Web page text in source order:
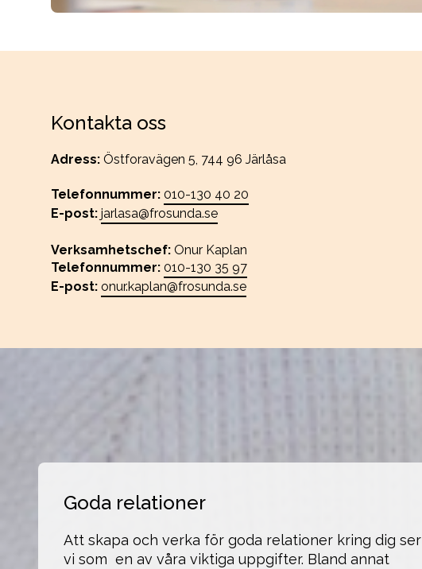
Kontakta oss
Adress: Östforavägen 5, 744 96 Järlåsa
Telefonnummer: 010-130 40 20
E-post: jarlasa@frosunda.se
Verksamhetschef: Onur Kaplan
Telefonnummer: 010-130 35 97
E-post: onur.kaplan@frosunda.se
Goda relationer
Att skapa och verka för goda relationer kring dig ser
vi som  en av våra viktiga uppgifter. Bland annat